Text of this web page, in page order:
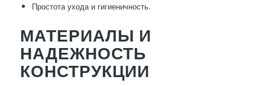
Простота ухода и гигиеничность.
МАТЕРИАЛЫ И
НАДЕЖНОСТЬ
КОНСТРУКЦИИ